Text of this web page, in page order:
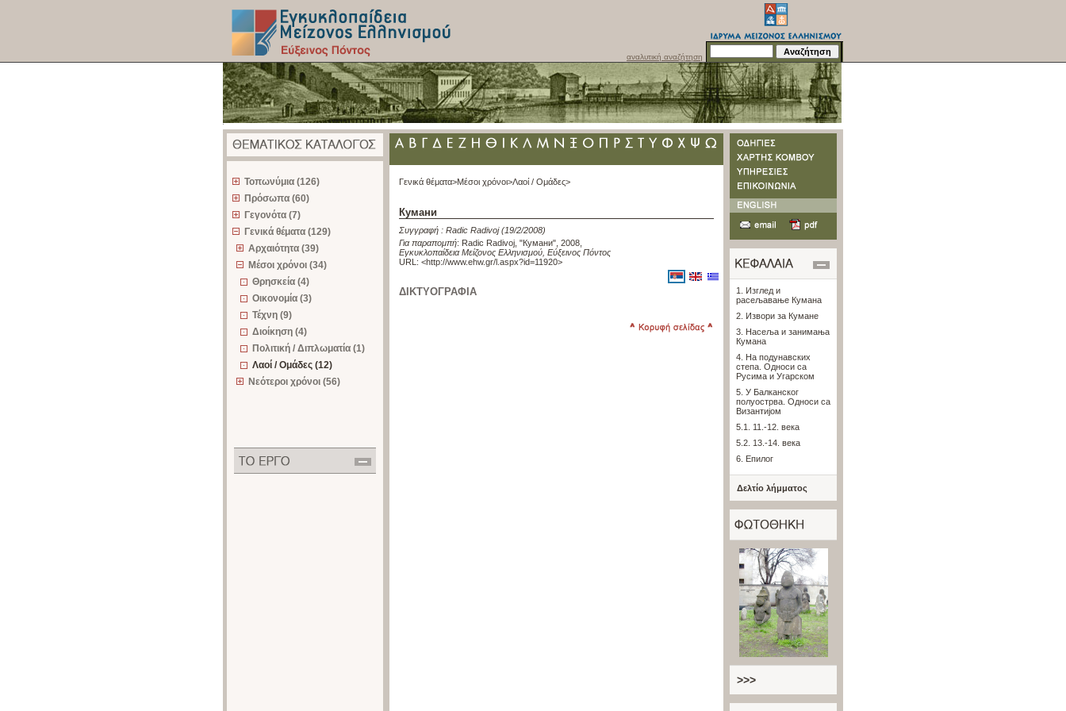
αναλυτική αναζήτηση
Τοπωνύμια (126)
Πρόσωπα (60)
Γεγονότα (7)
Γενικά θέματα (129)
Αρχαιότητα (39)
Μέσοι χρόνοι (34)
Θρησκεία (4)
Οικονομία (3)
Τέχνη (9)
Διοίκηση (4)
Πολιτική / Διπλωματία (1)
Λαοί / Ομάδες (12)
Νεότεροι χρόνοι (56)
Γενικά θέματα>Μέσοι χρόνοι>Λαοί / Ομάδες>
Кумани
Συγγραφή : Radic Radivoj (19/2/2008)
Για παραπομπή: Radic Radivoj, "Кумани", 2008
Εγκυκλοπαίδεια Μείζονος Ελληνισμού, Εύξεινος Πόντος
URL: <http://www.ehw.gr/l.aspx?id=11920>
ΔΙΚΤΥΟΓΡΑΦΙΑ
1. Изглед и
расељавање Кумана
2. Извори за Кумане
3. Насеља и занимања
Кумана
4. На подунавских
степа. Односи са
Русима и Угарском
5. У Балканског
полуострва. Односи са
Византијом
5.1. 11.-12. века
5.2. 13.-14. века
6. Епилог
Δελτίο λήμματος
>>>